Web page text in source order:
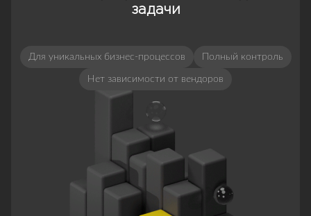
задачи
Для уникальных бизнес-процессов Полный контроль
Нет зависимости от вендоров